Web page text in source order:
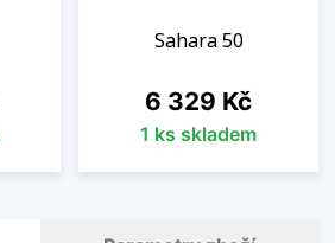
Sahara 50
Cena
6 329 Kč
1 ks skladem